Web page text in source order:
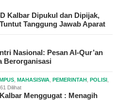
Kalbar Dipukul dan Dipijak,
Tanggung Jawab Aparat
Nasional: Pesan Al-Qur’an
Berorganisasi
MAHASISWA PEMERINTAH POLISI
Dilihat
Menggugat : Menagih